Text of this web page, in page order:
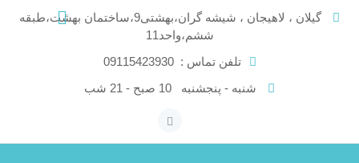
گیلان ، لاهیجان ، شیشه گران،بهشتی9،ساختمان بهشت،طبقه
ششم،واحد11
تلفن تماس :09115423930
شنبه - پنجشنبه